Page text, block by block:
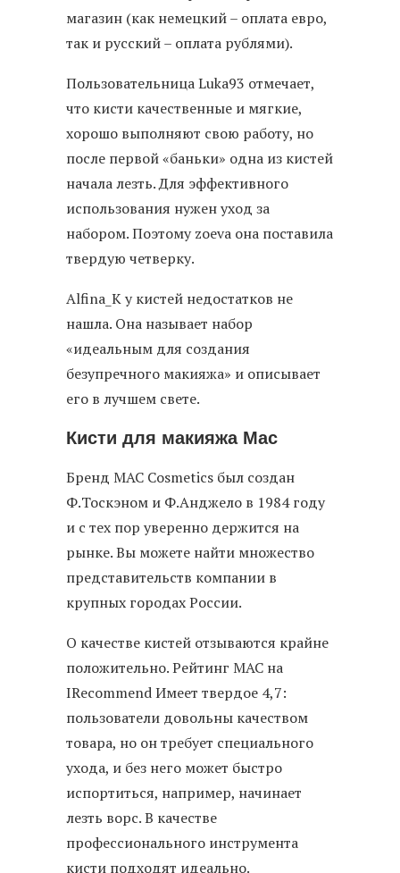
магазин (как немецкий – оплата евро,
так и русский – оплата рублями).
Пользовательница Luka93 отмечает,
что кисти качественные и мягкие,
хорошо выполняют свою работу, но
после первой «баньки» одна из кистей
начала лезть. Для эффективного
использования нужен уход за
набором. Поэтому zoeva она поставила
твердую четверку.
Alfina_K у кистей недостатков не
нашла. Она называет набор
«идеальным для создания
безупречного макияжа» и описывает
его в лучшем свете.
Кисти для макияжа Mac
Бренд MAC Cosmetics был создан
Ф.Тоскэном и Ф.Анджело в 1984 году
и с тех пор уверенно держится на
рынке. Вы можете найти множество
представительств компании в
крупных городах России.
О качестве кистей отзываются крайне
положительно. Рейтинг MAC на
IRecommend Имеет твердое 4,7:
пользователи довольны качеством
товара, но он требует специального
ухода, и без него может быстро
испортиться, например, начинает
лезть ворс. В качестве
профессионального инструмента
кисти подходят идеально.